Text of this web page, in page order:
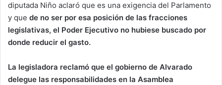
diputada Niño aclaró que es una exigencia del Parlamento
y que de no ser por esa posición de las fracciones
legislativas, el Poder Ejecutivo no hubiese buscado por
donde reducir el gasto.
La legisladora reclamó que el gobierno de Alvarado
delegue las responsabilidades en la Asamblea